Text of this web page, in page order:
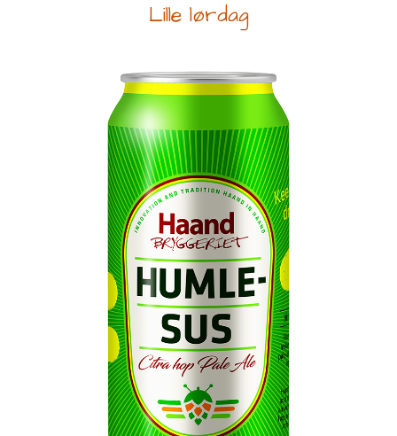
Lille lørdag